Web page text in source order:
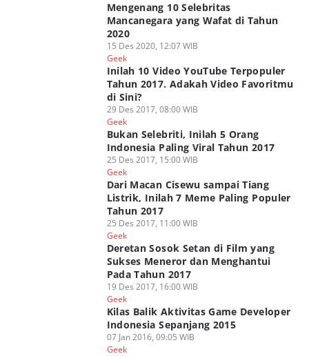
Mengenang 10 Selebritas
Mancanegara yang Wafat di Tahun
2020
15 Des 2020, 12:07 WIB
Geek
Inilah 10 Video YouTube Terpopuler
Tahun 2017. Adakah Video Favoritmu
di Sini?
29 Des 2017, 08:00 WIB
Geek
Bukan Selebriti, Inilah 5 Orang
Indonesia Paling Viral Tahun 2017
25 Des 2017, 15:00 WIB
Geek
Dari Macan Cisewu sampai Tiang
Listrik, Inilah 7 Meme Paling Populer
Tahun 2017
25 Des 2017, 11:00 WIB
Geek
Deretan Sosok Setan di Film yang
Sukses Meneror dan Menghantui
Pada Tahun 2017
19 Des 2017, 16:00 WIB
Geek
Kilas Balik Aktivitas Game Developer
Indonesia Sepanjang 2015
07 Jan 2016, 09:05 WIB
Geek